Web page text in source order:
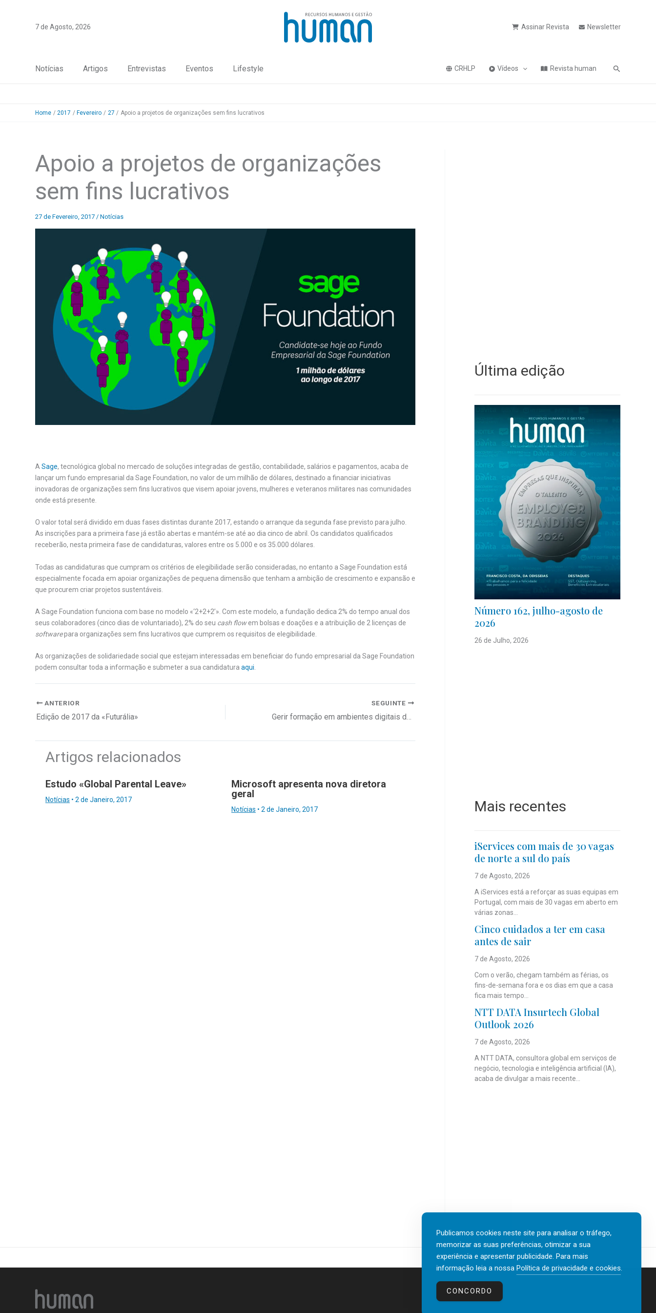
7 de Agosto, 2026 Assinar Revista Newsletter
Notícias Artigos Entrevistas Eventos Lifestyle CRHLP Vídeos Revista human Pesquisa
Home 2017 Fevereiro 27 Apoio a projetos de organizações sem fins lucrativos
Apoio a projetos de organizações
sem fins lucrativos
27 de Fevereiro, 2017 / Notícias
A Sage, tecnológica global no mercado de soluções integradas de gestão, contabilidade, salários e pagamentos, acaba de
lançar um fundo empresarial da Sage Foundation, no valor de um milhão de dólares, destinado a financiar iniciativas
inovadoras de organizações sem fins lucrativos que visem apoiar jovens, mulheres e veteranos militares nas comunidades
onde está presente.
O valor total será dividido em duas fases distintas durante 2017, estando o arranque da segunda fase previsto para julho.
As inscrições para a primeira fase já estão abertas e mantém-se até ao dia cinco de abril. Os candidatos qualificados
receberão, nesta primeira fase de candidaturas, valores entre os 5.000 e os 35.000 dólares.
Todas as candidaturas que cumpram os critérios de elegibilidade serão consideradas, no entanto a Sage Foundation está
especialmente focada em apoiar organizações de pequena dimensão que tenham a ambição de crescimento e expansão e
que procurem criar projetos sustentáveis.
A Sage Foundation funciona com base no modelo «‘2+2+2’». Com este modelo, a fundação dedica 2% do tempo anual dos
seus colaboradores (cinco dias de voluntariado), 2% do seu cash flowem bolsas e doações e a atribuição de 2 licenças de
softwarepara organizações sem fins lucrativos que cumprem os requisitos de elegibilidade.
As organizações de solidariedade social que estejam interessadas em beneficiar do fundo empresarial da Sage Foundation
podem consultar toda a informação e submeter a sua candidatura aqui.
ANTERIOR
Edição de 2017 da «Futurália»
SEGUINTE
Gerir formação em ambientes digitais de aprendizagem
Artigos relacionados
Estudo «Global Parental Leave»
Notícias • 2 de Janeiro, 2017
Microsoft apresenta nova diretora
geral
Notícias • 2 de Janeiro, 2017
Última edição
Número 162, julho-agosto de
2026
26 de Julho, 2026
Mais recentes
iServices com mais de 30 vagas
de norte a sul do país
7 de Agosto, 2026
A iServices está a reforçar as suas equipas em
Portugal, com mais de 30 vagas em aberto em
várias zonas...
Cinco cuidados a ter em casa
antes de sair
7 de Agosto, 2026
Com o verão, chegam também as férias, os
fins-de-semana fora e os dias em que a casa
fica mais tempo...
NTT DATA Insurtech Global
Outlook 2026
7 de Agosto, 2026
A NTT DATA, consultora global em serviços de
negócio, tecnologia e inteligência artificial (IA),
acaba de divulgar a mais recente...
Contactos
Publicamos cookies neste site para analisar o tráfego,
memorizar as suas preferências, otimizar a sua
experiência e apresentar publicidade. Para mais
informação leia a nossa Política de privacidade e cookies.
CONCORDO